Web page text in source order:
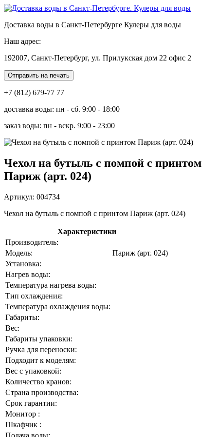
Доставка воды в Санкт-Петербурге Кулеры для воды
Наш адрес:
192007, Санкт-Петербург, ул. Прилукская дом 22 офис 2
Отправить на печать
+7 (812) 679-77 77
доставка воды: пн - сб. 9:00 - 18:00
заказ воды: пн - вскр. 9:00 - 23:00
Чехол на бутыль с помпой с принтом
Париж (арт. 024)
Артикул: 004734
Чехол на бутыль с помпой с принтом Париж (арт. 024)
Характеристики
Производитель:
Модель:
Париж (арт. 024)
Установка:
Нагрев воды:
Температура нагрева воды:
Тип охлаждения:
Температура охлаждения воды:
Габариты:
Вес:
Габариты упаковки:
Ручка для переноски:
Подходит к моделям:
Вес с упаковкой:
Количество кранов:
Страна производства:
Срок гарантии:
Монитор :
Шкафчик :
Подача воды: